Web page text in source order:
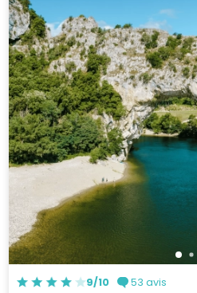
9/10 53 avis